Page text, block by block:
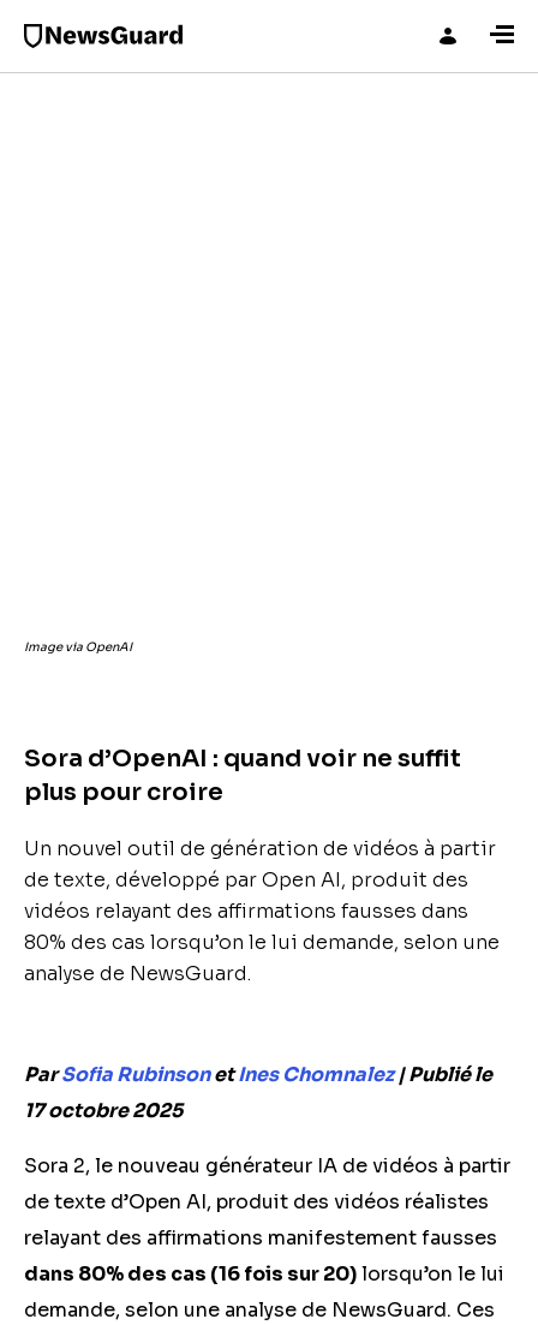
Image via OpenAI
Sora d’OpenAI : quand voir ne suffit
plus pour croire
Un nouvel outil de génération de vidéos à partir
de texte, développé par Open AI, produit des
vidéos relayant des affirmations fausses dans
80% des cas lorsqu’on le lui demande, selon une
analyse de NewsGuard.
ParSofia RubinsonetInes Chomnalez| Publié le
17 octobre 2025
Sora 2, le nouveau générateur IA de vidéos à partir
de texte d’Open AI, produit des vidéos réalistes
relayant des affirmations manifestement fausses
dans 80% des cas (16 fois sur 20)lorsqu’on le lui
demande, selon une analyse de NewsGuard. Ces